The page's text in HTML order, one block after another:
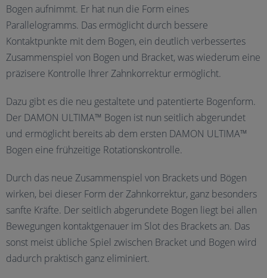
Bogen aufnimmt. Er hat nun die Form eines
Parallelogramms. Das ermöglicht durch bessere
Kontaktpunkte mit dem Bogen, ein deutlich verbessertes
Zusammenspiel von Bogen und Bracket, was wiederum eine
präzisere Kontrolle Ihrer Zahnkorrektur ermöglicht.
Dazu gibt es die neu gestaltete und patentierte Bogenform.
Der DAMON ULTIMA™ Bogen ist nun seitlich abgerundet
und ermöglicht bereits ab dem ersten DAMON ULTIMA™
Bogen eine frühzeitige Rotationskontrolle.
Durch das neue Zusammenspiel von Brackets und Bögen
wirken, bei dieser Form der Zahnkorrektur, ganz besonders
sanfte Kräfte. Der seitlich abgerundete Bogen liegt bei allen
Bewegungen kontaktgenauer im Slot des Brackets an. Das
sonst meist übliche Spiel zwischen Bracket und Bogen wird
dadurch praktisch ganz eliminiert.